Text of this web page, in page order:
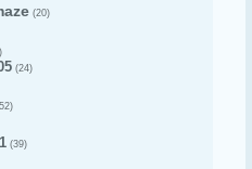
(20)
(24)
(39)